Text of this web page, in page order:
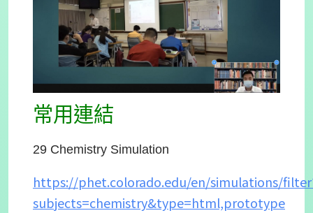
常用連結
29 Chemistry Simulation
https://phet.colorado.edu/en/simulations/
subjects=chemistry&type=html,prototype